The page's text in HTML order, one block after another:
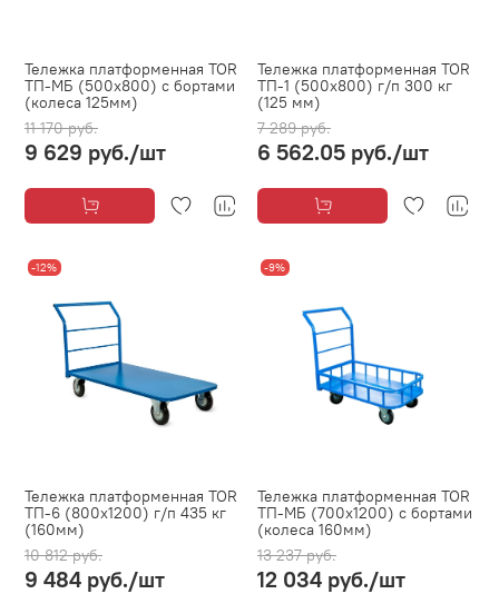
Тележка платформенная TOR
ТП-МБ (500х800) с бортами
(колеса 125мм)
11 170 руб.
9 629 руб./шт
Тележка платформенная TOR
ТП-1 (500х800) г/п 300 кг
(125 мм)
7 289 руб.
6 562.05 руб./шт
-12%
Тележка платформенная TOR
ТП-6 (800х1200) г/п 435 кг
(160мм)
10 812 руб.
9 484 руб./шт
-9%
Тележка платформенная TOR
ТП-МБ (700х1200) с бортами
(колеса 160мм)
13 237 руб.
12 034 руб./шт